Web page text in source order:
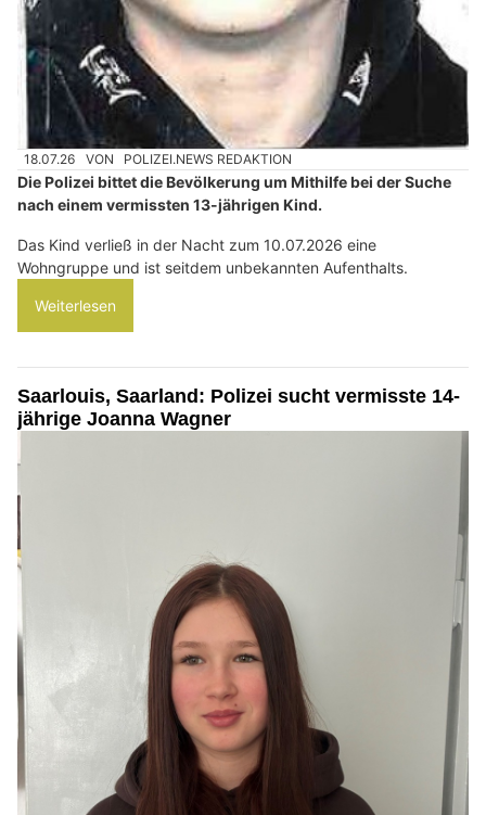
18.07.26 VON POLIZEI.NEWS REDAKTION
Die Polizei bittet die Bevölkerung um Mithilfe bei der Suche
nach einem vermissten 13-jährigen Kind.
Das Kind verließ in der Nacht zum 10.07.2026 eine
Wohngruppe und ist seitdem unbekannten Aufenthalts.
Weiterlesen
Saarlouis, Saarland: Polizei sucht vermisste 14-
jährige Joanna Wagner